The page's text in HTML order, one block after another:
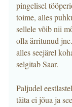
pingelisel
toime, alles
sellele võib nii
olla ärritunud
alles seejärel
selgitab Saar.
Paljudel
täita ei jõua ja